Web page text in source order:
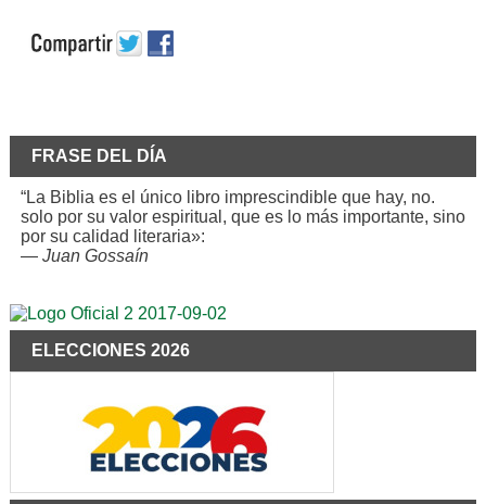
FRASE DEL DÍA
“La Biblia es el único libro imprescindible que hay, no.
solo por su valor espiritual, que es lo más importante, sino
por su calidad literaria»:
— Juan Gossaín
ELECCIONES 2026